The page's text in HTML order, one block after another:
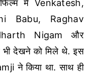
में Venkatesh,
Babu, Raghav
Nigam और
देखने को मिले थे. इस
ने किया था. साथ ही